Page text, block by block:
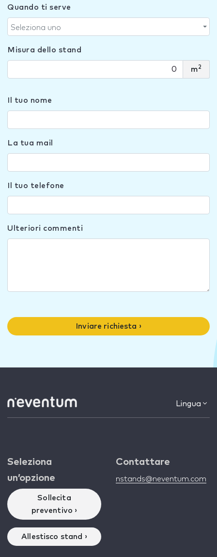
Quando ti serve
Seleziona uno
Misura dello stand
m2
Il tuo nome
La tua mail
Il tuo telefone
Ulteriori commenti
Inviare richiesta ›
Lingua
Seleziona
un’opzione
Sollecita
preventivo ›
Allestisco stand ›
Contattare
nstands@neventum.com